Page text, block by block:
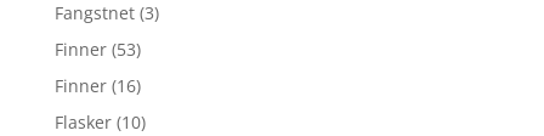
Fangstnet (3)
Finner (53)
Finner (16)
Flasker (10)